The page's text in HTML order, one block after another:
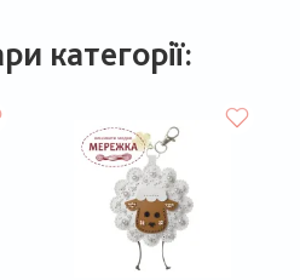
категорії: